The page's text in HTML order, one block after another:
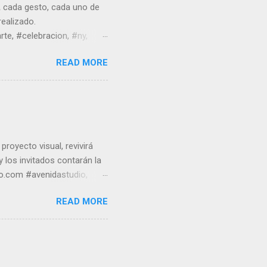
gesto, cada uno de
#celebracion, #ny,
READ MORE
visual, revivirá
los invitados contarán la
#avenidastudio,
READ MORE